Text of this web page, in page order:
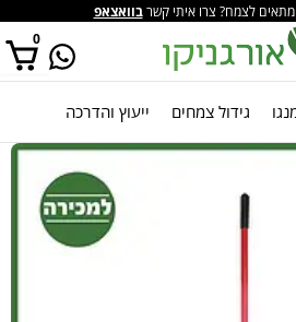
לצמח? צרו איתי קשרבוואצאפ
0
אין מוצרים בסל הקניות.גידול צמחים ייעוץ והדרכה